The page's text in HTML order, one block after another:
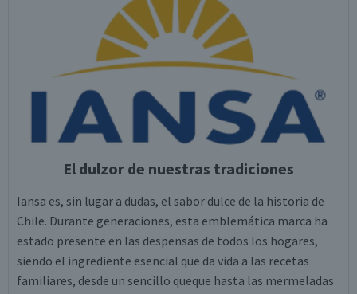
El dulzor de nuestras tradiciones
Iansa es, sin lugar a dudas, el sabor dulce de la historia de
Chile. Durante generaciones, esta emblemática marca ha
estado presente en las despensas de todos los hogares,
siendo el ingrediente esencial que da vida a las recetas
familiares, desde un sencillo queque hasta las mermeladas